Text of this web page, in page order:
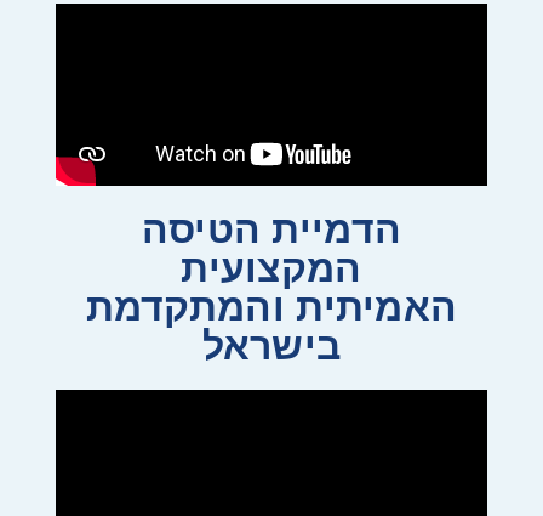
הדמיית הטיסה
המקצועית
האמיתית והמתקדמת
בישראל